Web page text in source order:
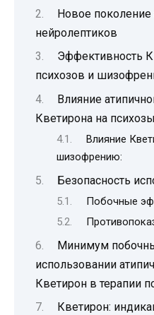
Новое поколение
нейролептиков
Эффективность
психозов и
Влияние
Кветирона на
Влияние
шизофрению:
Безопасность
Побочные
Минимум
использовании
Кветирон в терапии
Кветирон: